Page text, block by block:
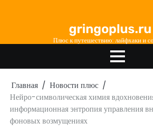
gringoplus.ru
Плюс к путешествию: лайфхаки и
Главная
Новости плюс
Нейро-символическая химия
информационная энтропия управления
фоновых возмущениях